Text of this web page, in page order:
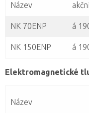
Název
NK 70ENP á
NK 150ENP á
Elektromagnetické
Název